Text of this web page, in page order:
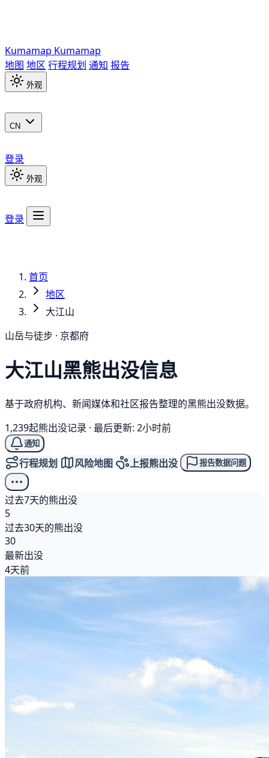
Kumamap Kumamap
地图 地区 行程规划 通知 报告
外观
CN
登录
外观
登录
首页
地区
大江山
山岳与徒步 · 京都府
大江山黑熊出没信息
基于政府机构、新闻媒体和社区报告整理的黑熊出没数据。
1,239起熊出没记录 · 最后更新: 2小时前
通知
行程规划 风险地图 上报熊出没 报告数据问题
过去7天的熊出没
5
过去30天的熊出没
30
最新出没
4天前